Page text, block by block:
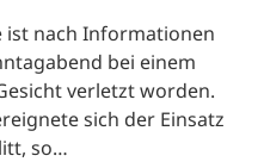
ist nach Informationen
bei einem
verletzt worden.
sich der Einsatz
so…